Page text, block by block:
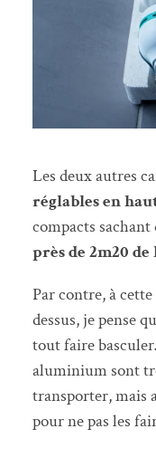
Les deux autres
réglables en
compacts sachant
près de 2m20 de
Par contre, à
dessus, je pense
tout faire
aluminium sont
transporter, mais
pour ne pas les